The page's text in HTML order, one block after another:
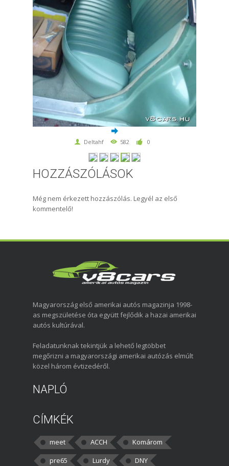
Deltahf 582 0
HOZZÁSZÓLÁSOK
Még nem érkezett hozzászólás. Legyél az első
kommentelő!
Magyarország első amerikai autós magazinja 1998-
as megszületése óta együtt fejlődik a hazai amerikai
autós kultúrával.
Feladatunknak tekintjük a lehető legtöbbet
megőrizni a magyarországi amerikai autózás elmúlt
közel három évtizedéről.
NAPLÓ
CÍMKÉK
meet ACCH
Komárom
pre65
Lurdy DNY